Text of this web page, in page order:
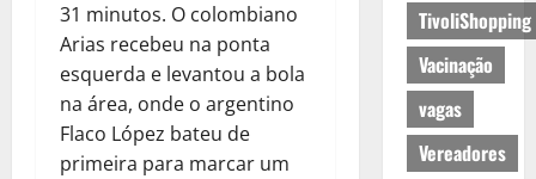
31 minutos. O colombiano
Arias recebeu na ponta
esquerda e levantou a bola
na área, onde o argentino
Flaco López bateu de
primeira para marcar um
TivoliShopping
Vacinação
vagas
Vereadores